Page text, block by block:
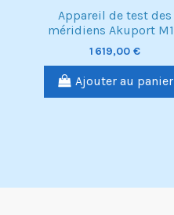
Appareil de test des
méridiens Akuport
1 619,00 €
Ajouter au panier